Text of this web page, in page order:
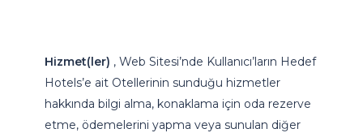
Hizmet(ler) , Web Sitesi’nde Kullanıcı’ların Hedef
Hotels’e ait Otellerinin sunduğu hizmetler
hakkında bilgi alma, konaklama için oda rezerve
etme, ödemelerini yapma veya sunulan diğer